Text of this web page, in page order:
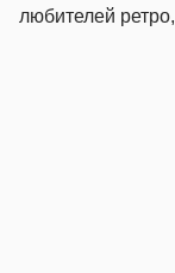
любителей